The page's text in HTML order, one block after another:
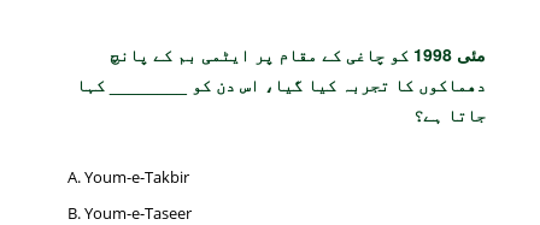
مئی 1998 کو چاغی کے مقام پر ایٹمی بم کے پانچ
دھماکوں کا تجربہ کیا گیا، اس دن کو ________ کہا
جاتا ہے؟
Youm-e-Takbir
Youm-e-Taseer